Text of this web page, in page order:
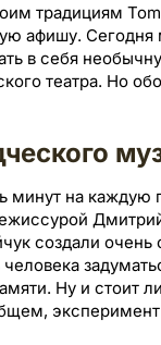
традициям
афишу.
в себя
театра. Но
минут на каждую
создали очень
Ну и стоит